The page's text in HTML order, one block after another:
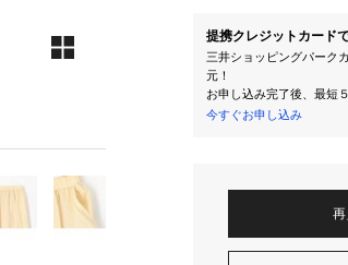
提携クレジットカード
三井ショッピングパーク
元！
お申し込み完了後、最短
今すぐお申し込み